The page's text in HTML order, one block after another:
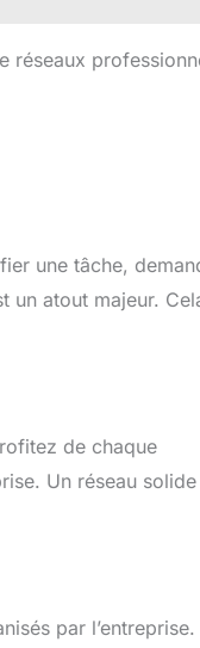
réseaux
une tâche,
un atout majeur.
de chaque
Un réseau
par l’entreprise.